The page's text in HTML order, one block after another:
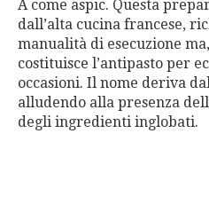
A come aspic. Questa
dall’alta cucina francese,
manualità di esecuzione
costituisce l’antipasto per
occasioni. Il nome deriva
alludendo alla presenza
degli ingredienti inglobati.